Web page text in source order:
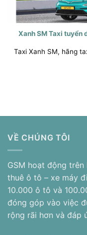
Xanh SM Taxi tuyển
Taxi Xanh SM, hãng
VỀ CHÚNG TÔI
GSM hoạt động
thuê ô tô – xe máy
10.000 ô tô và
đóng góp vào việc
rộng rãi hơn và đáp